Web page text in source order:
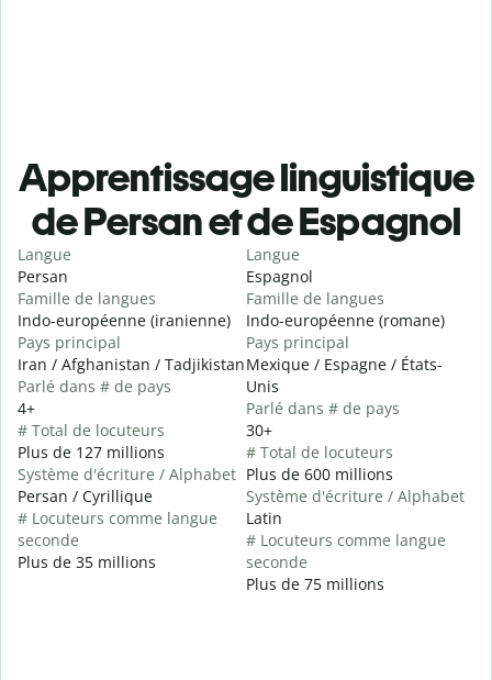
Apprentissage linguistique
de Persan et de Espagnol
Langue
Persan
Famille de langues
Indo-européenne (iranienne)
Pays principal
Iran / Afghanistan / Tadjikistan
Parlé dans # de pays
4+
# Total de locuteurs
Plus de 127 millions
Système d'écriture / Alphabet
Persan / Cyrillique
# Locuteurs comme langue
seconde
Plus de 35 millions
Langue
Espagnol
Famille de langues
Indo-européenne (romane)
Pays principal
Mexique / Espagne / États-
Unis
Parlé dans # de pays
30+
# Total de locuteurs
Plus de 600 millions
Système d'écriture / Alphabet
Latin
# Locuteurs comme langue
seconde
Plus de 75 millions